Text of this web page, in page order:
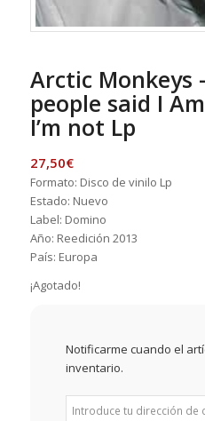
Arctic Monkeys
people said I
I’m not Lp
27,50€
Formato: Disco de vinilo Lp
Estado: Nuevo
Label: Domino
Año: Reedición 2013
País: Europa
¡Agotado!
Notificarme cuando el
inventario.